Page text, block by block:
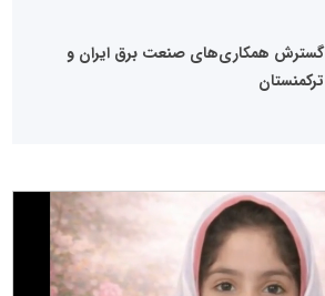
گسترش همکاری‌های صنعت برق ایران و
ترکمنستان